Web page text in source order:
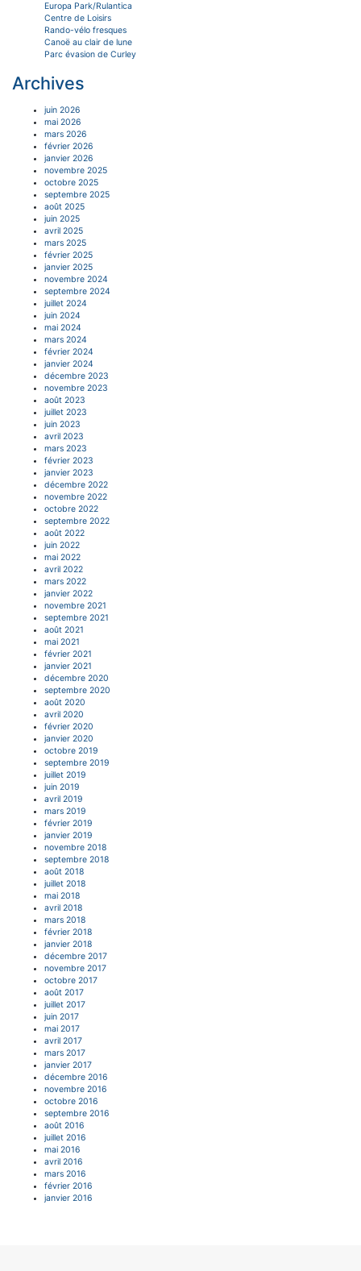
Europa Park/Rulantica
Centre de Loisirs
Rando-vélo fresques
Canoë au clair de lune
Parc évasion de Curley
Archives
juin 2026
mai 2026
mars 2026
février 2026
janvier 2026
novembre 2025
octobre 2025
septembre 2025
août 2025
juin 2025
avril 2025
mars 2025
février 2025
janvier 2025
novembre 2024
septembre 2024
juillet 2024
juin 2024
mai 2024
mars 2024
février 2024
janvier 2024
décembre 2023
novembre 2023
août 2023
juillet 2023
juin 2023
avril 2023
mars 2023
février 2023
janvier 2023
décembre 2022
novembre 2022
octobre 2022
septembre 2022
août 2022
juin 2022
mai 2022
avril 2022
mars 2022
janvier 2022
novembre 2021
septembre 2021
août 2021
mai 2021
février 2021
janvier 2021
décembre 2020
septembre 2020
août 2020
avril 2020
février 2020
janvier 2020
octobre 2019
septembre 2019
juillet 2019
juin 2019
avril 2019
mars 2019
février 2019
janvier 2019
novembre 2018
septembre 2018
août 2018
juillet 2018
mai 2018
avril 2018
mars 2018
février 2018
janvier 2018
décembre 2017
novembre 2017
octobre 2017
août 2017
juillet 2017
juin 2017
mai 2017
avril 2017
mars 2017
janvier 2017
décembre 2016
novembre 2016
octobre 2016
septembre 2016
août 2016
juillet 2016
mai 2016
avril 2016
mars 2016
février 2016
janvier 2016